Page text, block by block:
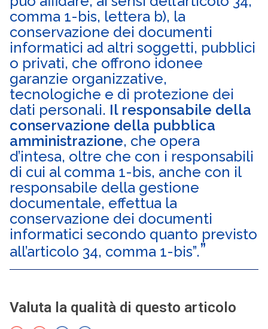
comma 1-bis, lettera b), la
conservazione dei documenti
informatici ad altri soggetti, pubblici
o privati, che offrono idonee
garanzie organizzative,
tecnologiche e di protezione dei
dati personali. Il responsabile della
conservazione della pubblica
amministrazione, che opera
d’intesa, oltre che con i responsabili
di cui al comma 1-bis, anche con il
responsabile della gestione
documentale, effettua la
conservazione dei documenti
informatici secondo quanto previsto
all’articolo 34, comma 1-bis”.
Valuta la qualità di questo articolo